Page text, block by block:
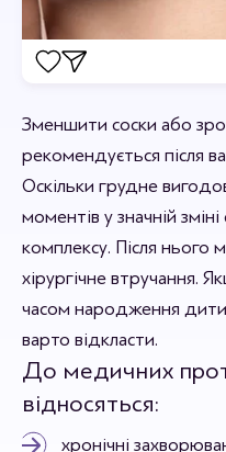
Зменшити соски або
рекомендується після
Оскільки грудне
моментів у значній
комплексу. Після
хірургічне втручання.
часом народження
варто відкласти.
До медичних
відносяться:
хронічні
Станьте першим хто